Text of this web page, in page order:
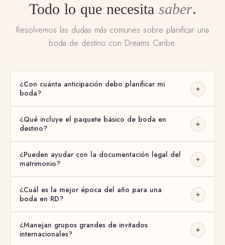
Todo lo que necesita saber.
Resolvemos las dudas más comunes sobre planificar una
boda de destino con Dreams Caribe.
¿Con cuánta anticipación debo planificar mi
boda?
Recomendamos comenzar la planificación con al menos
6 a 12
mesesde anticipación, especialmente para temporadas altas. Si
su fecha es más cercana, también podemos coordinar bodas
íntimas en plazos cortos.
¿Qué incluye el paquete básico de boda en
destino?
Nuestros paquetes incluyen planificación integral, coordinación el
día del evento, selección de venue, gestión de proveedores,
permisos y documentación. Cada paquete se personaliza según
su visión y presupuesto.
¿Pueden ayudar con la documentación legal del
matrimonio?
Sí. Contamos con asesoría legal especializada para matrimonios
civiles, religiosos y ceremonias simbólicas. Le guiamos en todo
el proceso para parejas dominicanas y extranjeras.
¿Cuál es la mejor época del año para una
boda en RD?
República Dominicana ofrece clima ideal todo el año. La
temporada más popular es de
, con menos
¿Manejan grupos grandes de invitados
internacionales?